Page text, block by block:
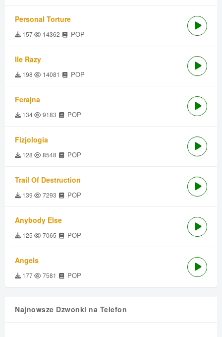
Personal Torture
157 14362 POP
Ile Razy
198 14081 POP
Ferajna
134 9183 POP
Fizjologia
128 8548 POP
Trail Of Destruction
139 7293 POP
Anybody Else
125 7065 POP
Angels
177 7581 POP
Najnowsze Dzwonki na Telefon